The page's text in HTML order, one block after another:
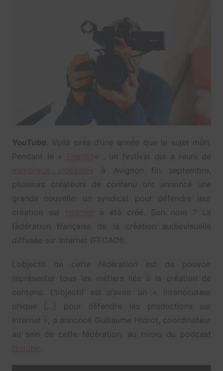
YouTube . Voilà près d’une année que le sujet mûri.
Pendant le «
« , un festival qui a réuni de
à Avignon fin septembre,
plusieurs créateurs de contenu ont annoncé une
grande nouvelle: un syndicat pour défendre leur
création sur
a été créé. Son nom ? La
fédération française de la création audiovisuelle
diffusée sur Internet (FFCADI).
L’objectif de cette fédération est de pouvoir
représenter tous les métiers liés à la création de
contenu. L’objectif est d’avoir un « interlocuteur
unique […] pour défendre les productions sur
Internet », a annoncé Guillaume Hidrot, coordinateur
au sein de cette fédération, au micro du podcast